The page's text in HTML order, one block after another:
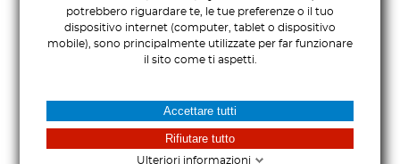
potrebbero riguardare te, le tue preferenze o il tuo
dispositivo internet (computer, tablet o dispositivo
mobile), sono principalmente utilizzate per far funzionare
il sito come ti aspetti.
Ulteriori informazioni
Accettare tutti
Rifiutare tutto